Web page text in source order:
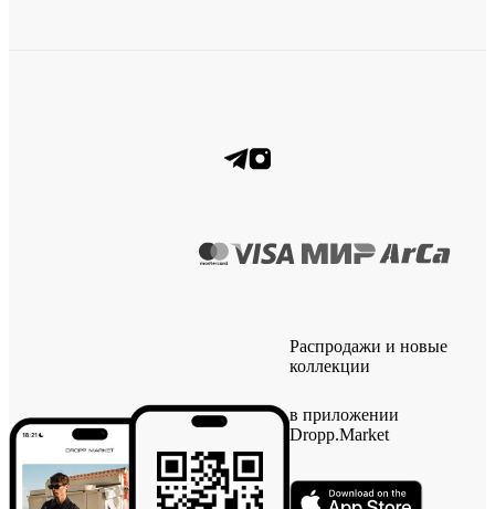
Распродажи и новые
коллекции
в приложении
Dropp.Market